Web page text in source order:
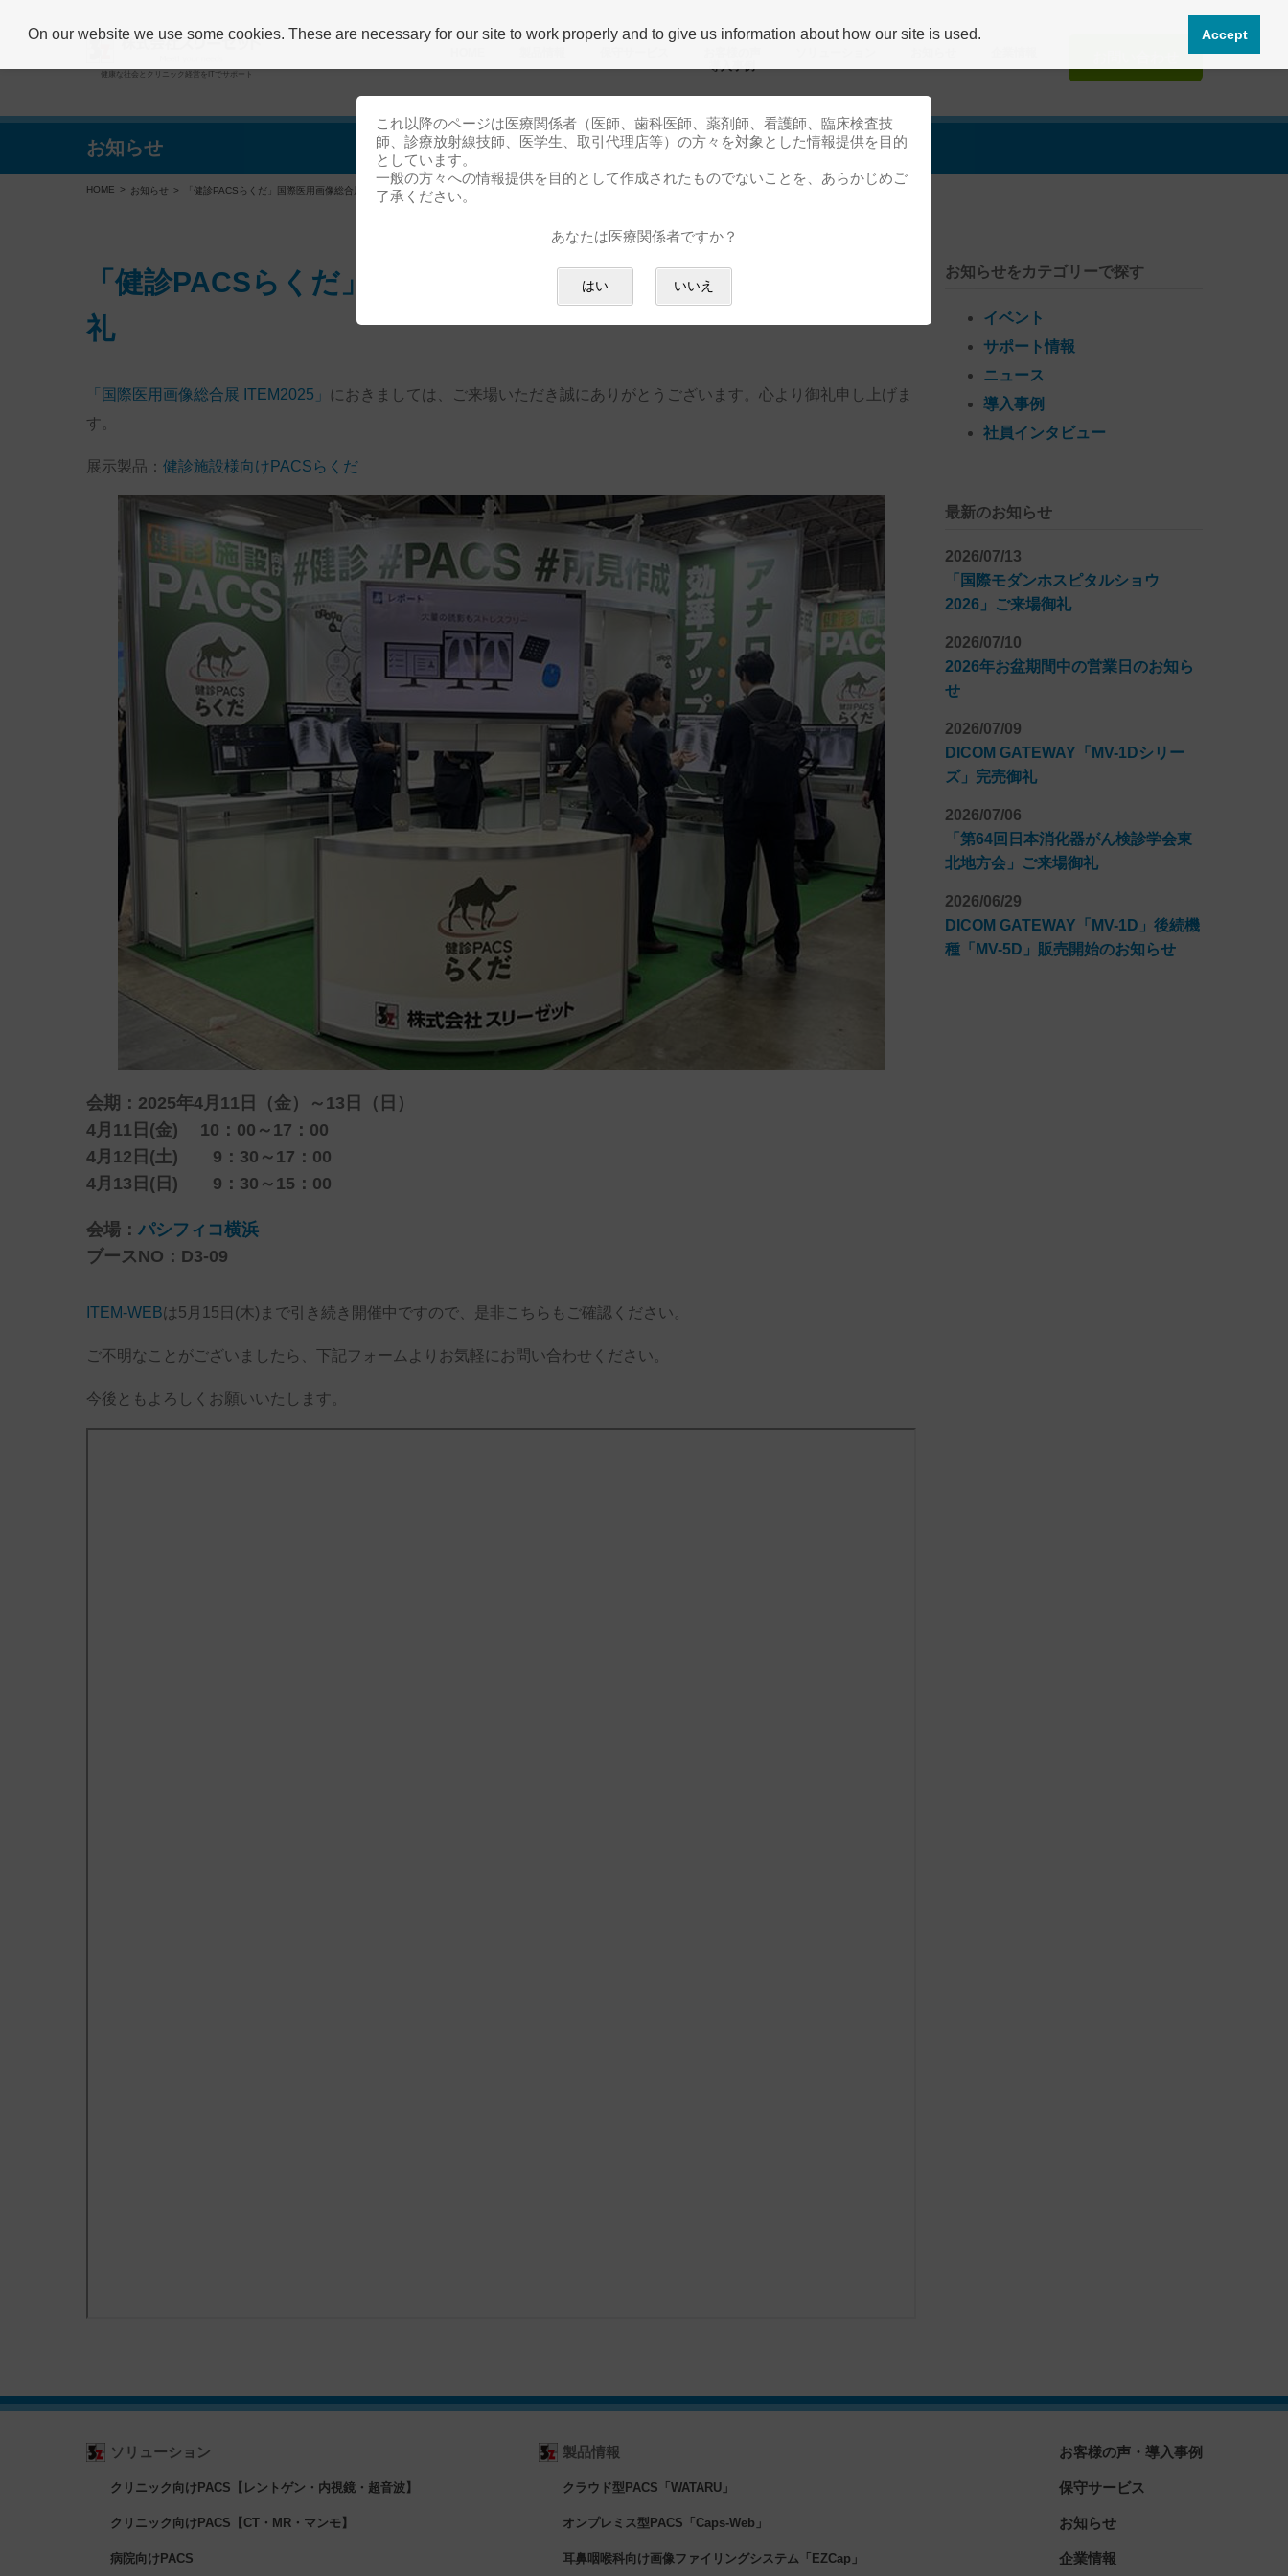
健康な社会とクリニック経営をITでサポート
導⼊事例
お知らせ
HOME お知らせ 「健診PACSらくだ」国際医用画像総合展 ITEM2025 ご来場御礼
「健診PACSらくだ」国際医用画像総合展 ITEM2025 ご来場御
礼
「国際医用画像総合展 ITEM2025」
におきましては、ご来場いただき誠にありがとうございます。心より御礼申し上げま
す。
展示製品： 健診施設様向けPACSらくだ
会期： 2025年4月11日（金）～13日（日）
4月11日(金) 10：00～17：00
4月12日(土) 9：30～17：00
4月13日(日) 9：30～15：00
会場： パシフィコ横浜
ブースNO：D3-09
ITEM-WEBは5月15日(木)まで引き続き開催中ですので、是非こちらもご確認ください。
ご不明なことがございましたら、下記フォームよりお気軽にお問い合わせください。
今後ともよろしくお願いいたします。
お知らせをカテゴリーで探す
イベント
サポート情報
ニュース
導入事例
社員インタビュー
最新のお知らせ
2026/07/13
「国際モダンホスピタルショウ
2026」ご来場御礼
2026/07/10
2026年お盆期間中の営業日のお知ら
せ
2026/07/09
DICOM GATEWAY「MV-1Dシリー
ズ」完売御礼
2026/07/06
「第64回日本消化器がん検診学会東
北地方会」ご来場御礼
2026/06/29
DICOM GATEWAY「MV-1D」後続機
種「MV-5D」販売開始のお知らせ
これ以降のページは医療関係者（医師、歯科医師、薬剤師、看護師、臨床検査技
師、診療放射線技師、医学生、取引代理店等）の方々を対象とした情報提供を目的
としています。
一般の方々への情報提供を目的として作成されたものでないことを、あらかじめご
了承ください。
あなたは医療関係者ですか？
はい いいえ
ソリューション
クリニック向けPACS【レントゲン・内視鏡・超音波】
クリニック向けPACS【CT・MR・マンモ】
病院向けPACS
製品情報
クラウド型PACS「WATARU」
オンプレミス型PACS「Caps-Web」
耳鼻咽喉科向け画像ファイリングシステム「EZCap」
お客様の声・導入事例
保守サービス
お知らせ
企業情報
On our website we use some cookies. These are necessary for our site to work properly and to give us information about how our site is used. Accept